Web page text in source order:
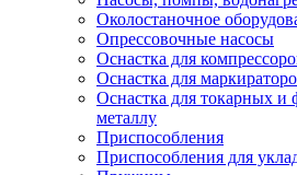
Околостаночное
Опрессовочные насосы
Оснастка для
Оснастка для
Оснастка для токарных и
металлу
Приспособления
Приспособления для